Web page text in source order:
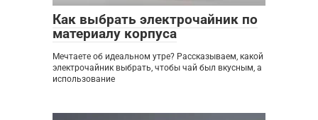
Как выбрать электрочайник по
материалу корпуса
Мечтаете об идеальном утре? Рассказываем, какой
электрочайник выбрать, чтобы чай был вкусным, а
использование